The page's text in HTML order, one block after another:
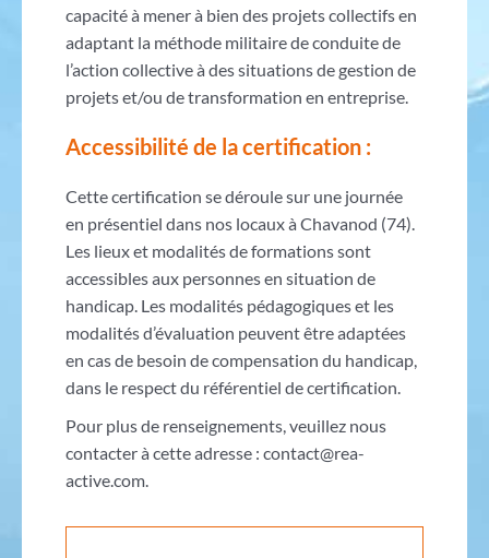
capacité à mener à bien des projets collectifs en
adaptant la méthode militaire de conduite de
l’action collective à des situations de gestion de
projets et/ou de transformation en entreprise.
Accessibilité de la certification :
Cette certification se déroule sur une journée
en présentiel dans nos locaux à Chavanod (74).
Les lieux et modalités de formations sont
accessibles aux personnes en situation de
handicap. Les modalités pédagogiques et les
modalités d’évaluation peuvent être adaptées
en cas de besoin de compensation du handicap,
dans le respect du référentiel de certification.
Pour plus de renseignements, veuillez nous
contacter à cette adresse : contact@rea-
active.com.